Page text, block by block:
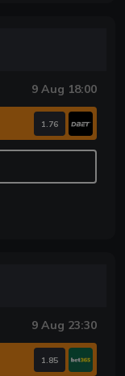
9 Aug 18:00
1.76
9 Aug 23:30
1.85